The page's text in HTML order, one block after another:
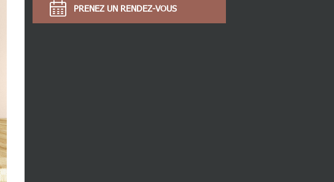
PRENEZ UN RENDEZ-VOUS